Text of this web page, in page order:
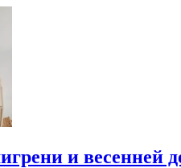
и весенней